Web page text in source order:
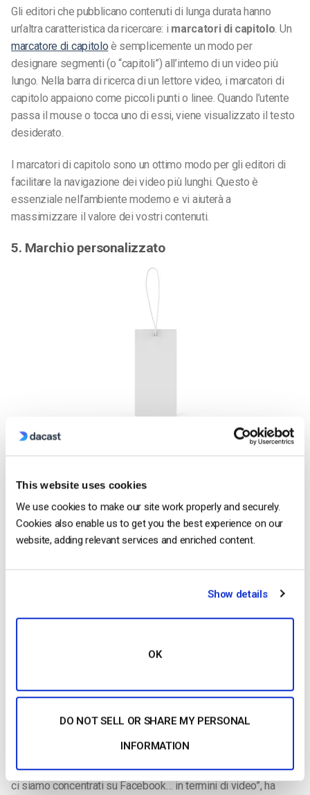
This website uses cookies
We use cookies to make our site work properly and securely.
Cookies also enable us to get you the best experience on our
website, adding relevant services and enriched content.
Show details
OK
DO NOT SELL OR SHARE MY PERSONAL
INFORMATION
Gli editori che pubblicano contenuti di lunga durata hanno
un’altra caratteristica da ricercare: i marcatori di capitolo. Un
marcatore di capitolo è semplicemente un modo per
designare segmenti (o “capitoli”) all’interno di un video più
lungo. Nella barra di ricerca di un lettore video, i marcatori di
capitolo appaiono come piccoli punti o linee. Quando l’utente
passa il mouse o tocca uno di essi, viene visualizzato il testo
desiderato.
I marcatori di capitolo sono un ottimo modo per gli editori di
facilitare la navigazione dei video più lunghi. Questo è
essenziale nell’ambiente moderno e vi aiuterà a
massimizzare il valore dei vostri contenuti.
5. Marchio personalizzato
ospita i video del proprio sito web su YouTube? Certo,
possono pubblicarvi del materiale promozionale. Ma i video
importanti sui siti web aziendali
video di YouTube.
Le ragioni sono molteplici, ma nel complesso si tratta di
professionalità. YouTube è una piattaforma di livello consumer
su YouTube, gli utenti rinunciano automaticamente ad alcuni dei
bloccati nelle scuole e nei luoghi di lavoro.
le piattaforme sociali gratuite. In un evento, ad esempio, gli
editori hanno discusso iproblemi di queste piattaforme. “Non
ci siamo concentrati su Facebook… in termini di video”, ha